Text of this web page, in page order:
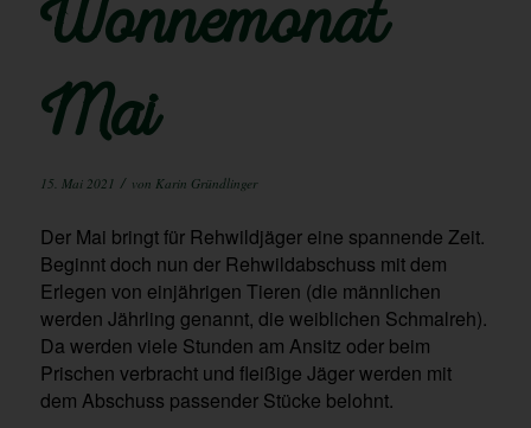
Wonnemonat
Mai
15. Mai 2021 / von Karin Gründlinger
Der Mai bringt für Rehwildjäger eine spannende Zeit.
Beginnt doch nun der Rehwildabschuss mit dem
Erlegen von einjährigen Tieren (die männlichen
werden Jährling genannt, die weiblichen Schmalreh).
Da werden viele Stunden am Ansitz oder beim
Prischen verbracht und fleißige Jäger werden mit
dem Abschuss passender Stücke belohnt.